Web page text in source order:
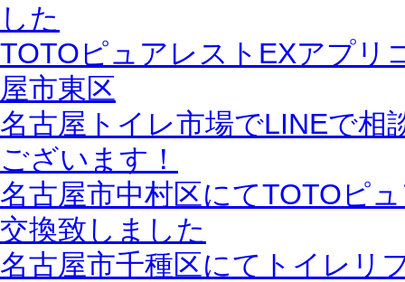
した
TOTOピュアレストEXアプリ
屋市東区
名古屋トイレ市場でLINEで相
ございます！
名古屋市中村区にてTOTOピ
交換致しました
名古屋市千種区にてトイレリ